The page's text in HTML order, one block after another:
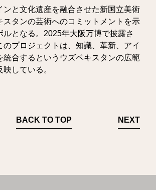
ンと文化遺産を融合させた新国立美術
スタンの芸術へのコミットメントを示
ルとなる。2025年大阪万博で披露さ
のプロジェクトは、知識、革新、アイ
統合するというウズベキスタンの広範
している。
BACK TO TOP NEXT